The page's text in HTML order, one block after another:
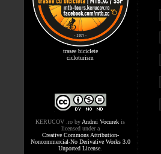
trasee biciclete
cicloturism
KERUCOV .ro by Andrei Vocurek is
licensed under a
Creative Commons Attribution-
Noncommercial-No Derivative Works 3.0
Unported License